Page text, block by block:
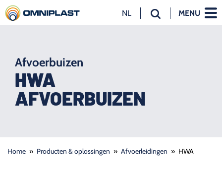
NL
MENU
Afvoerbuizen
HWA
AFVOERBUIZEN
Home » Producten & oplossingen » Afvoerleidingen » HWA